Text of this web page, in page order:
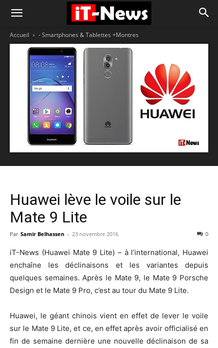
Accueil - Smartphones & Tablettes +Montres
Huawei lève le voile sur le
Mate 9 Lite
Par Samir Belhassen - 23 novembre 2016 0
iT-News (Huawei Mate 9 Lite) – à l’international, Huawei
enchaîne les déclinaisons et les variantes depuis
quelques semaines. Après le Mate 9, le Mate 9 Porsche
Design et le Mate 9 Pro, c’est au tour du Mate 9 Lite.
Huawei, le géant chinois vient en effet de lever le voile
sur le Mate 9 Lite, et ce, en effet après avoir officialisé en
fin de semaine dernière une nouvelle déclinaison de sa